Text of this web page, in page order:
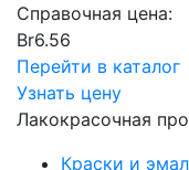
Справочная цена:
Br6.56
Перейти в каталог
Узнать цену
Лакокрасочная
Краски и